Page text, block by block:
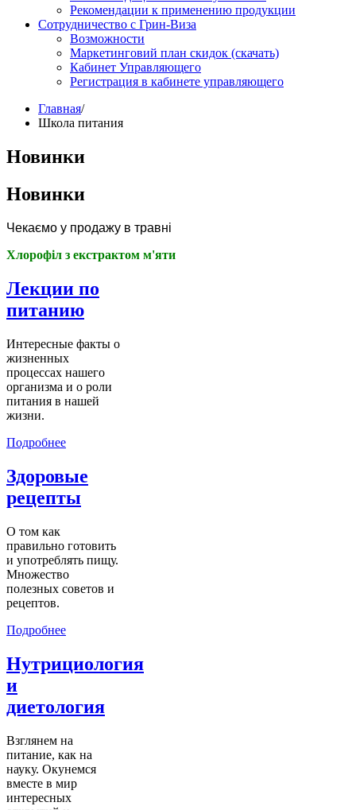
Рекомендации к применению продукции
Сотрудничество с Грин-Виза
Возможности
Маркетинговий план скидок (скачать)
Кабинет Управляющего
Регистрация в кабинете управляющего
Главная/
Школа питания
Новинки
Новинки
Чекаємо у продажу в травні
Хлорофіл з екстрактом м'яти
Лекции по
питанию
Интересные факты о
жизненных
процессах нашего
организма и о роли
питания в нашей
жизни.
Подробнее
Здоровые
рецепты
О том как
правильно готовить
и употреблять пищу.
Множество
полезных советов и
рецептов.
Подробнее
Нутрициология
и
диетология
Взглянем на
питание, как на
науку. Окунемся
вместе в мир
интересных